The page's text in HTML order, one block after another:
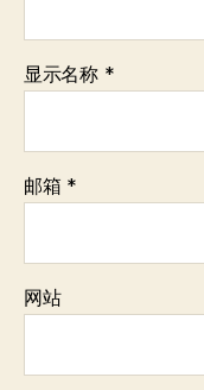
显示名称 *
邮箱 *
网站